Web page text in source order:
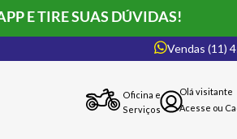
E TIRE SUAS DÚVIDAS!
Vendas (11)
Oficina e
Serviços